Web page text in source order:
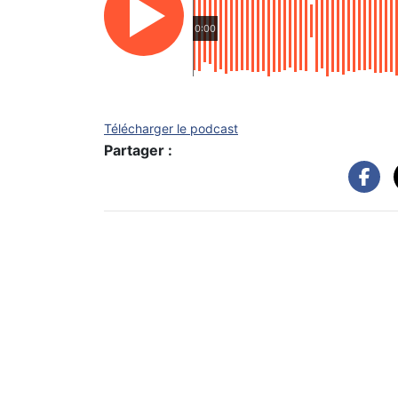
0:00
Télécharger le podcast
Partager :